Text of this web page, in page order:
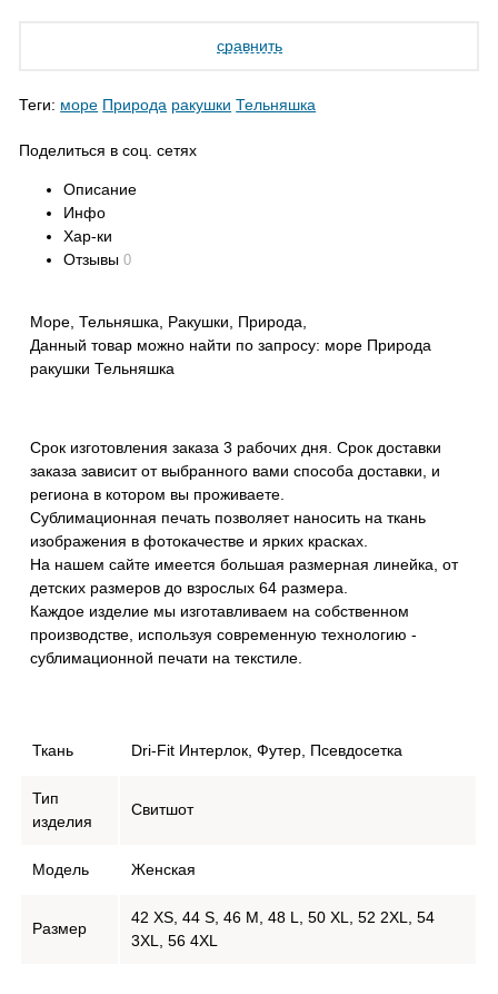
сравнить
Теги: море Природа ракушки Тельняшка
Поделиться в соц. сетях
Описание
Инфо
Хар-ки
Отзывы0
Море, Тельняшка, Ракушки, Природа,
Данный товар можно найти по запросу: море Природа
ракушки Тельняшка
Срок изготовления заказа 3 рабочих дня. Срок доставки
заказа зависит от выбранного вами способа доставки, и
региона в котором вы проживаете.
Сублимационная печать позволяет наносить на ткань
изображения в фотокачестве и ярких красках.
На нашем сайте имеется большая размерная линейка, от
детских размеров до взрослых 64 размера.
Каждое изделие мы изготавливаем на собственном
производстве, используя современную технологию -
сублимационной печати на текстиле.
Ткань Dri-Fit Интерлок, Футер, Псевдосетка
Тип
изделия
Свитшот
Модель Женская
Размер
42 XS, 44 S, 46 M, 48 L, 50 XL, 52 2XL, 54
3XL, 56 4XL